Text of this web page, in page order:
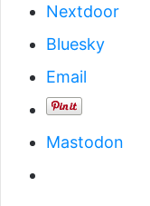
Nextdoor
Bluesky
Email
Mastodon